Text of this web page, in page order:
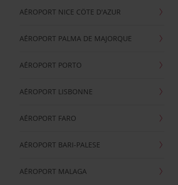
AÉROPORT NICE CÖTE D'AZUR
AÉROPORT PALMA DE MAJORQUE
AÉROPORT PORTO
AÉROPORT LISBONNE
AÉROPORT FARO
AÉROPORT BARI-PALESE
AÉROPORT MALAGA